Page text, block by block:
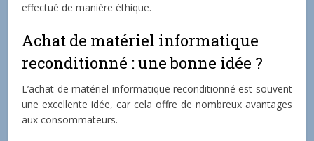
effectué de manière éthique.
Achat de matériel informatique
reconditionné : une bonne idée ?
L’achat de matériel informatique reconditionné est souvent
une excellente idée, car cela offre de nombreux avantages
aux consommateurs.